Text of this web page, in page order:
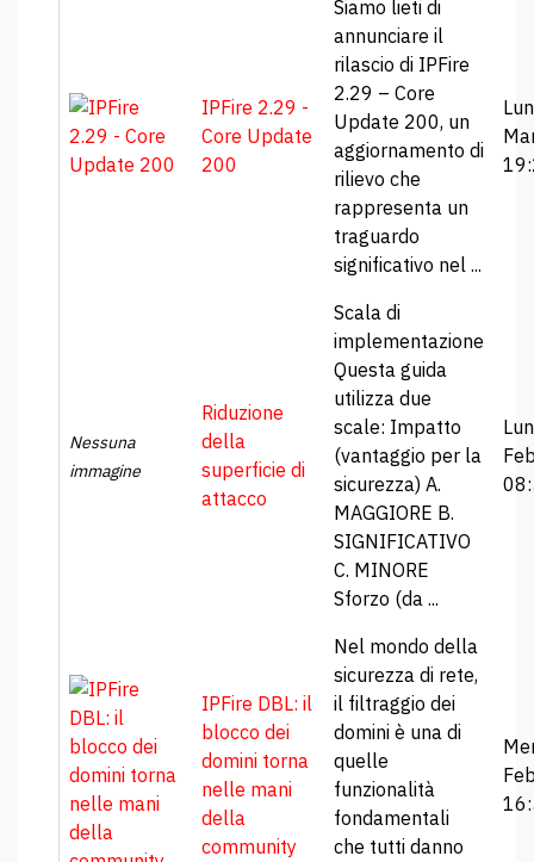
IPFire 2.29 -
Core Update
200
Siamo lieti di
annunciare il
rilascio di IPFire
2.29 – Core
Update 200, un
aggiornamento di
rilievo che
rappresenta un
traguardo
significativo nel ...
Nessuna
immagine
Riduzione
della
superficie di
attacco
Scala di
implementazione
Questa guida
utilizza due
scale: Impatto
(vantaggio per la
sicurezza) A.
MAGGIORE B.
SIGNIFICATIVO
C. MINORE
Sforzo (da ...
IPFire DBL: il
blocco dei
domini torna
nelle mani
della
community
Nel mondo della
sicurezza di rete,
il filtraggio dei
domini è una di
quelle
funzionalità
fondamentali
che tutti danno